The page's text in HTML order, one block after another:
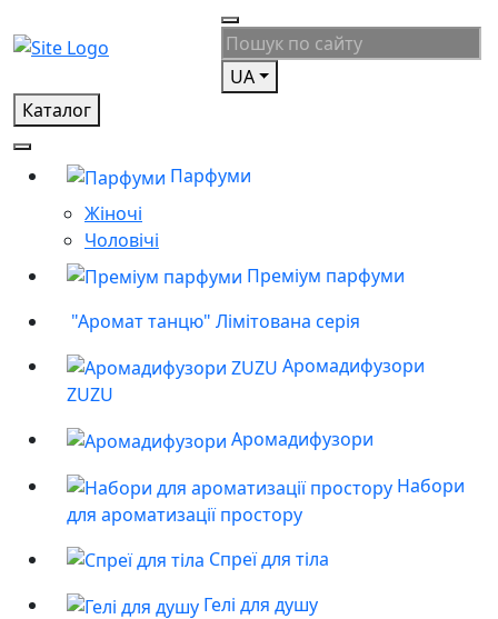
UA
Каталог
Парфуми
Жіночі
Чоловічі
Преміум парфуми
"Аромат танцю" Лімітована серія
Аромадифузори
ZUZU
Аромадифузори
Набори
для ароматизації простору
Спреї для тіла
Гелі для душу